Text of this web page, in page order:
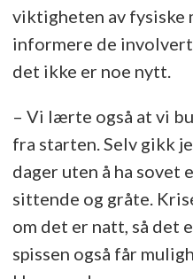
viktigheten av fysiske
informere de
det ikke er noe nytt.
– Vi lærte også at vi
fra starten. Selv gikk
dager uten å ha sovet
sittende og gråte.
om det er natt, så det
spissen også får